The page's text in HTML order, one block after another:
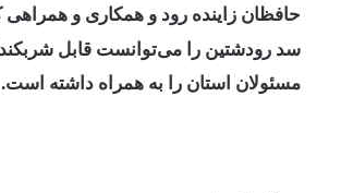
حافظان زاینده رود و همکاری و همراهی
سد رودشتین را می‌توانست قابل
مسئولان استان را به همراه داشته است.